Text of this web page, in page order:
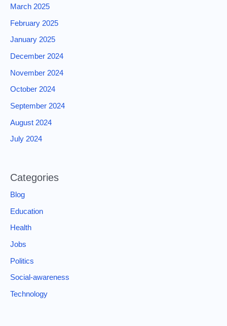
March 2025
February 2025
January 2025
December 2024
November 2024
October 2024
September 2024
August 2024
July 2024
Categories
Blog
Education
Health
Jobs
Politics
Social-awareness
Technology